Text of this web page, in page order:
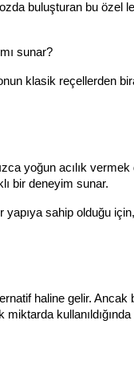
buluşturan bu özel
sunar?
klasik reçellerden
yoğun acılık
bir deneyim sunar.
sahip olduğu
haline gelir. Ancak